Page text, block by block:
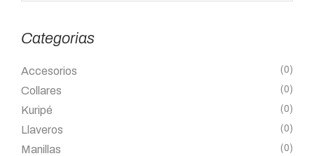
Categorias
Accesorios (0)
Collares (0)
Kuripé (0)
Llaveros (0)
Manillas (0)